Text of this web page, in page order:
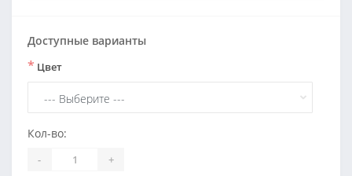
Доступные варианты
* Цвет
Кол-во:
- +